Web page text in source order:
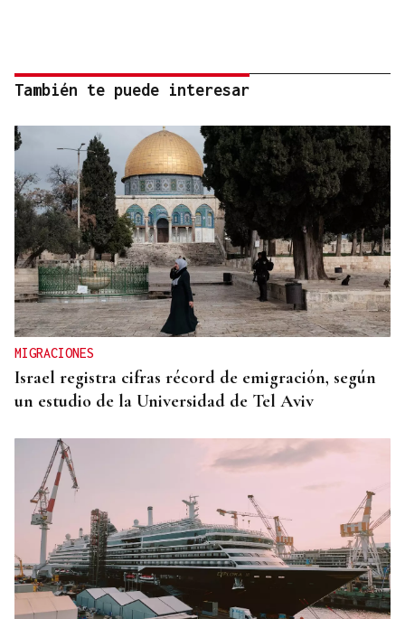
También te puede interesar
MIGRACIONES
Israel registra cifras récord de emigración, según
un estudio de la Universidad de Tel Aviv